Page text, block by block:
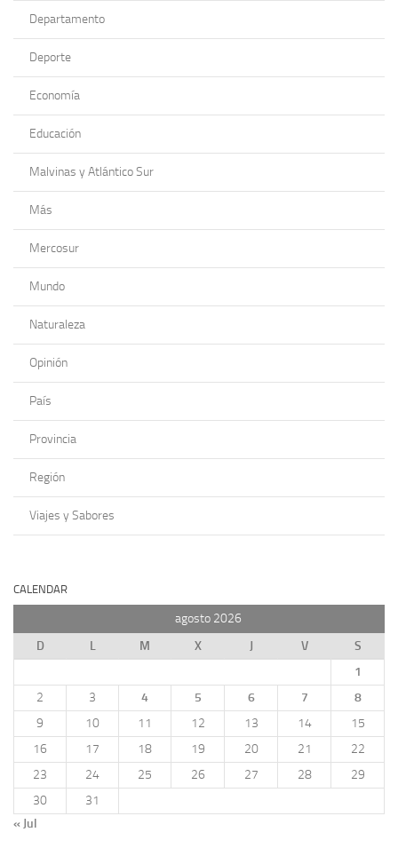
Departamento
Deporte
Economía
Educación
Malvinas y Atlántico Sur
Más
Mercosur
Mundo
Naturaleza
Opinión
País
Provincia
Región
Viajes y Sabores
CALENDAR
agosto 2026
D
L M X J V
S
1
2
3 4 5 6 7
8
9
10 11 12 13 14
15
16
17 18 19 20 21
22
23
24 25 26 27 28
29
30
31
« Jul